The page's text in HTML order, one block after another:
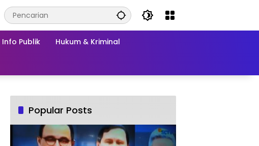
Info Publik Hukum & Kriminal
Popular Posts